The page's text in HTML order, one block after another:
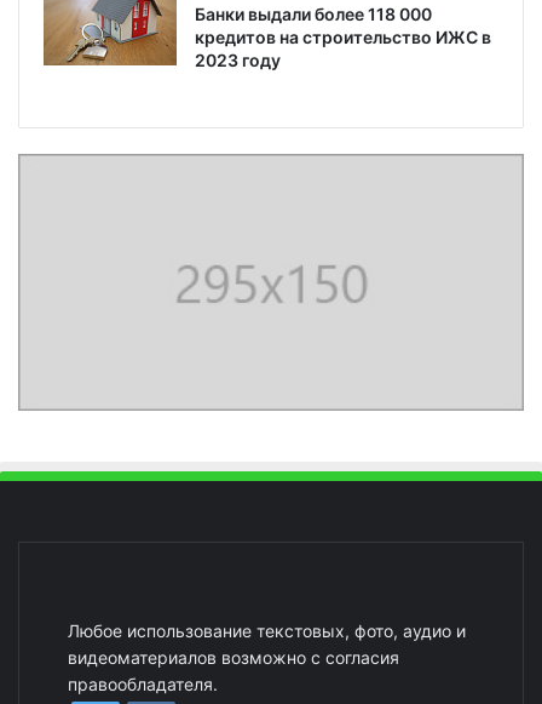
Банки выдали более 118 000
кредитов на строительство ИЖС в
2023 году
Любое использование текстовых, фото, аудио и
видеоматериалов возможно с согласия
правообладателя.